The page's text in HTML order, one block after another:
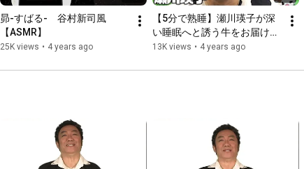
イジリー岡田、ビューティーこくぶ、ノブ、フッキー、コージ
ー冨田、ツートン青木
みかん、坂本冬休み、杉野ひろし、ホリ、キンタロー。、古賀
シュウ、花香よしあき
山田七海、原俊作、まねだ聖子、西尾夕紀、葉月パル、トニー
https://bit.ly/2HTtkZd
昴-すばる-　谷村新司風
【ASMR】
25K views • 4 years ago
【5分で熟睡】瀬川瑛子が深
い睡眠へと誘う牛をお届け。
A good night's sleep.
13K views • 4 years ago